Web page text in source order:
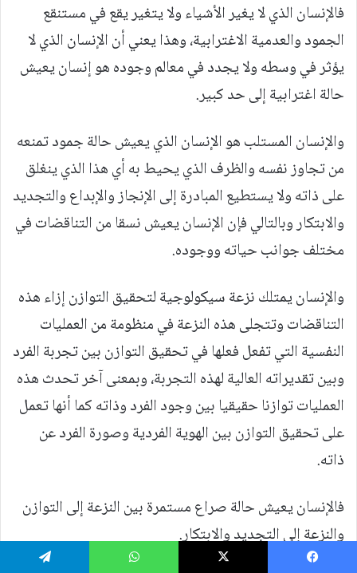
فالإنسان الذي لا يغير الأشياء ولا يتغير يقع في مستنقع
الجمود والعدمية الاغترابية، وهذا يعني أن الإنسان الذي لا
يؤثر في وسطه ولا يجدد في معالم وجوده هو إنسان يعيش
حالة اغترابية إلى حد كبير.
والإنسان المستلب هو الإنسان الذي يعيش حالة جمود تمنعه
من تجاوز نفسه والظرف الذي يحيط به أي هذا الذي ينغلق
على ذاته ولا يستطيع المبادرة إلى الإنجاز والإبداع والتجديد
والابتكار وبالتالي فإن الإنسان يعيش نسقا من التناقضات في
مختلف جوانب حياته ووجوده.
والإنسان يمتلك نزعة سيكولوجية لتحقيق التوازن إزاء هذه
التناقضات وتتجلى هذه النزعة في منظومة من العمليات
النفسية التي تفعل فعلها في تحقيق التوازن بين تجربة الفرد
وبين تقديراته العالية لهذه التجربة، وبمعنى آخر تحدث هذه
العمليات توازنا حقيقيا بين وجود الفرد وذاته كما أنها تعمل
على تحقيق التوازن بين الهوية الفردية وصورة الفرد عن
ذاته.
فالإنسان يعيش حالة صراع مستمرة بين النزعة إلى التوازن
والنزعة إلى التجديد والابتكار.